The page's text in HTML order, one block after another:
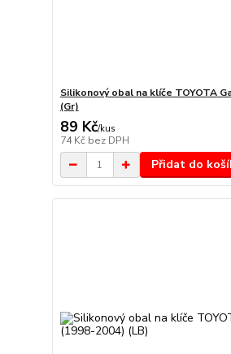
Silikonový obal na klíče TOYOTA
(Gr)
89 Kč/kus
74 Kč bez DPH
Přidat do